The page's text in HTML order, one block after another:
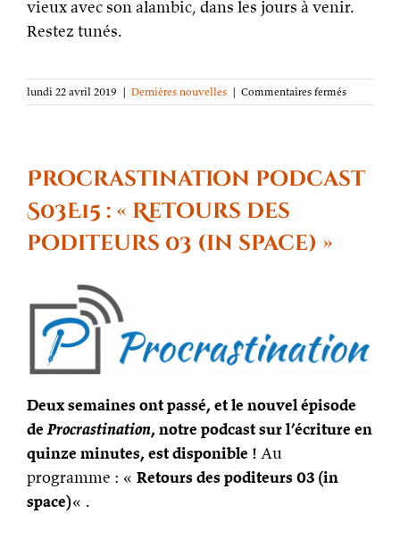
vieux avec son alambic, dans les jours à venir.
Restez tunés.
lundi 22 avril 2019 | Dernières nouvelles | Commentaires ferméssur
I
Procrastination podcast
S03E15 : « Retours des
poditeurs 03 (in space) »
Deux semaines ont passé, et le nouvel épisode
deProcrastination, notre podcast sur l’écriture en
quinze minutes, est disponible ! Au
programme : « Retours des poditeurs 03 (in
space)« .